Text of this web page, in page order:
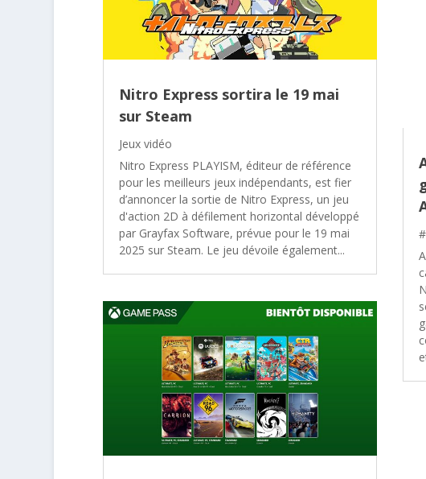
Nitro Express sortira le 19 mai
sur Steam
Jeux vidéo
Nitro Express PLAYISM, éditeur de référence
pour les meilleurs jeux indépendants, est fier
d’annoncer la sortie de Nitro Express, un jeu
d'action 2D à défilement horizontal développé
par Grayfax Software, prévue pour le 19 mai
2025 sur Steam. Le jeu dévoile également...